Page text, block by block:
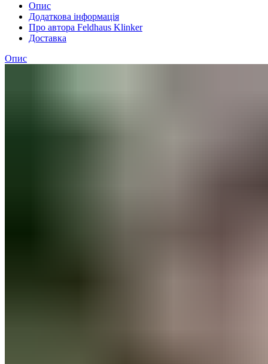
Опис
Додаткова інформація
Про автора Feldhaus Klinker
Доставка
Опис